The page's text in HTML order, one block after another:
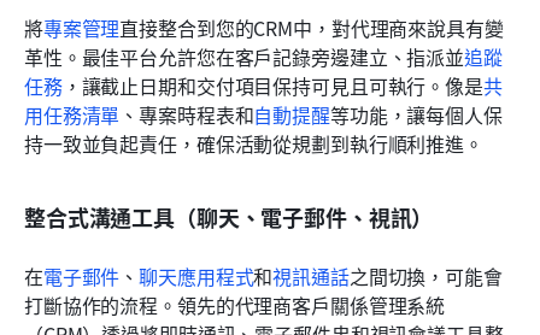
將專案管理直接整合到您的CRM中，對代理商來說具有變
革性。最佳平台允許您在客戶記錄旁邊建立、指派並追蹤
任務，讓截止日期和交付項目保持可見且可執行。像是共
用任務清單 、專案時程表和自動提醒等功能，讓每個人保
持一致並負起責任，確保活動從規劃到執行順利推進。
整合式溝通工具（聊天、電子郵件、視訊）
在電子郵件 、聊天應用程式和視訊通話之間切換，可能會
打斷協作的流程。領先的代理商客戶關係管理系統